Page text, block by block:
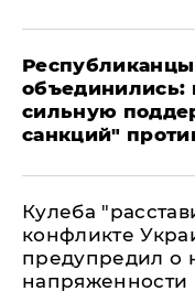
объединились:
сильную
санкций"
Кулеба
конфликте
предупредил о
напряженности